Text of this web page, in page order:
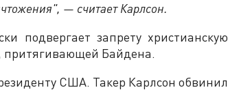
— считает Карлсон.
подвергает запрету христианскую
притягивающей Байдена.
США. Такер Карлсон обвинил